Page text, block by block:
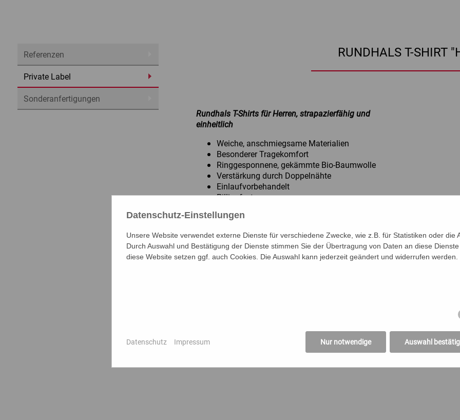
Referenzen
Private Label
Sonderanfertigungen
RUNDHALS T-SHIRT
Rundhals T-Shirts für Herren, strapazierfähig und
einheitlich
Weiche, anschmiegsame Materialien
Besonderer Tragekomfort
Ringgesponnene, gekämmte Bio-Baumwolle
Verstärkung durch Doppelnähte
Einlaufvorbehandelt
Pillingfest
Material:
Oberstoff:
100% Baumwolle (Bio-zertifiziert)
Datenschutz-Einstellungen
Unsere Website verwendet externe Dienste für verschiedene Zwecke, wie z.B. für Statistiken oder die
Durch Auswahl und Bestätigung der Dienste stimmen Sie der Übertragung von Daten an diese
diese Website setzen ggf. auch Cookies. Die Auswahl kann jederzeit geändert und widerrufen werden.
Nur notwendige Auswahl
Datenschutz Impressum